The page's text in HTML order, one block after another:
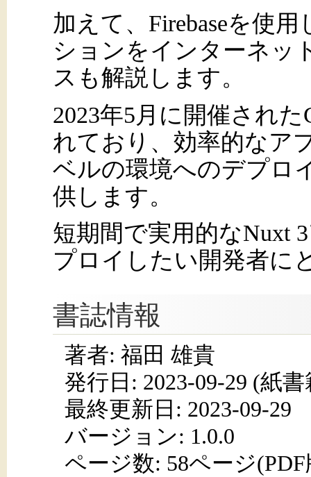
加えて、Firebaseを使
ションをインターネッ
スも解説します。
2023年5月に開催され
れており、効率的なア
ベルの環境へのデプロ
供します。
短期間で実用的なNuxt
プロイしたい開発者に
書誌情報
著者: 福田 雄貴
発行日: 2023-09-29 (紙書
最終更新日: 2023-09-29
バージョン: 1.0.0
ページ数: 58ページ